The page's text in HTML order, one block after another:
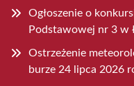
Ogłoszenie o
Podstawowej nr 3 w
Ostrzeżenie
burze 24 lipca 2026